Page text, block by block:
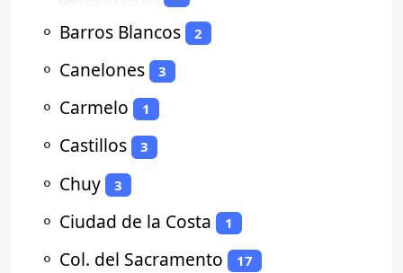
⚬ Barros Blancos 2
⚬ Canelones 3
⚬ Carmelo 1
⚬ Castillos 3
⚬ Chuy 3
⚬ Ciudad de la Costa 1
⚬ Col. del Sacramento 17